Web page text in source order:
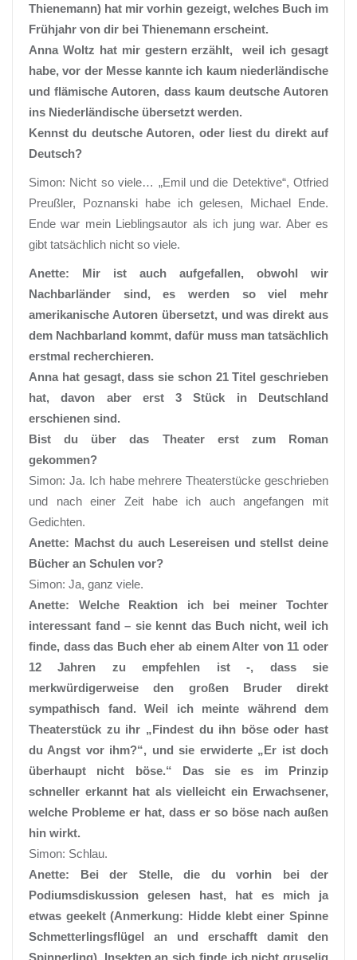
Thienemann) hat mir vorhin gezeigt, welches Buch im
Frühjahr von dir bei Thienemann erscheint.
Anna Woltz hat mir gestern erzählt, weil ich gesagt
habe, vor der Messe kannte ich kaum niederländische
und flämische Autoren, dass kaum deutsche Autoren
ins Niederländische übersetzt werden.
Kennst du deutsche Autoren, oder liest du direkt auf
Deutsch?
Simon: Nicht so viele… „Emil und die Detektive“, Otfried
Preußler, Poznanski habe ich gelesen, Michael Ende.
Ende war mein Lieblingsautor als ich jung war. Aber es
gibt tatsächlich nicht so viele.
Anette: Mir ist auch aufgefallen, obwohl wir
Nachbarländer sind, es werden so viel mehr
amerikanische Autoren übersetzt, und was direkt aus
dem Nachbarland kommt, dafür muss man tatsächlich
erstmal recherchieren.
Anna hat gesagt, dass sie schon 21 Titel geschrieben
hat, davon aber erst 3 Stück in Deutschland
erschienen sind.
Bist du über das Theater erst zum Roman
gekommen?
Simon: Ja. Ich habe mehrere Theaterstücke geschrieben
und nach einer Zeit habe ich auch angefangen mit
Gedichten.
Anette: Machst du auch Lesereisen und stellst deine
Bücher an Schulen vor?
Simon: Ja, ganz viele.
Anette: Welche Reaktion ich bei meiner Tochter
interessant fand – sie kennt das Buch nicht, weil ich
finde, dass das Buch eher ab einem Alter von 11 oder
12 Jahren zu empfehlen ist -, dass sie
merkwürdigerweise den großen Bruder direkt
sympathisch fand. Weil ich meinte während dem
Theaterstück zu ihr „Findest du ihn böse oder hast
du Angst vor ihm?“, und sie erwiderte „Er ist doch
überhaupt nicht böse.“ Das sie es im Prinzip
schneller erkannt hat als vielleicht ein Erwachsener,
welche Probleme er hat, dass er so böse nach außen
hin wirkt.
Simon: Schlau.
Anette: Bei der Stelle, die du vorhin bei der
Podiumsdiskussion gelesen hast, hat es mich ja
etwas geekelt (Anmerkung: Hidde klebt einer Spinne
Schmetterlingsflügel an und erschafft damit den
Spinnerling). Insekten an sich finde ich nicht gruselig